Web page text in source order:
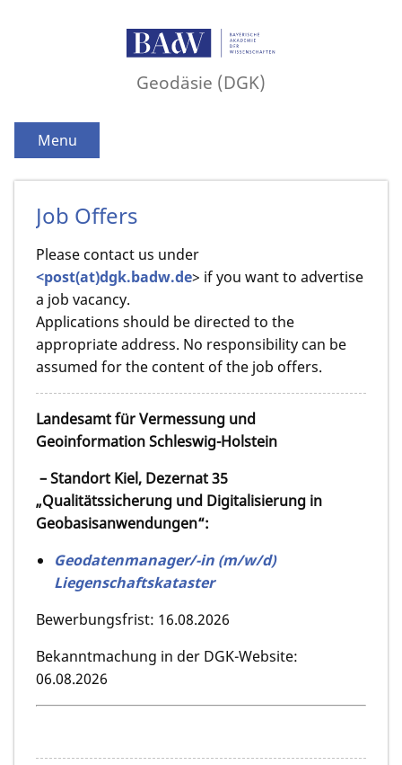
Geodäsie (DGK)
Menu
Job Offers
Please contact us under
<post(at)dgk.badw.de> if you want to advertise
a job vacancy.
Applications should be directed to the
appropriate address. No responsibility can be
assumed for the content of the job offers.
Landesamt für Vermessung und
Geoinformation Schleswig-Holstein
– Standort Kiel, Dezernat 35
„Qualitätssicherung und Digitalisierung in
Geobasisanwendungen“:
Geodatenmanager/-in (m/w/d)
Liegenschaftskataster
Bewerbungsfrist: 16.08.2026
Bekanntmachung in der DGK-Website:
06.08.2026